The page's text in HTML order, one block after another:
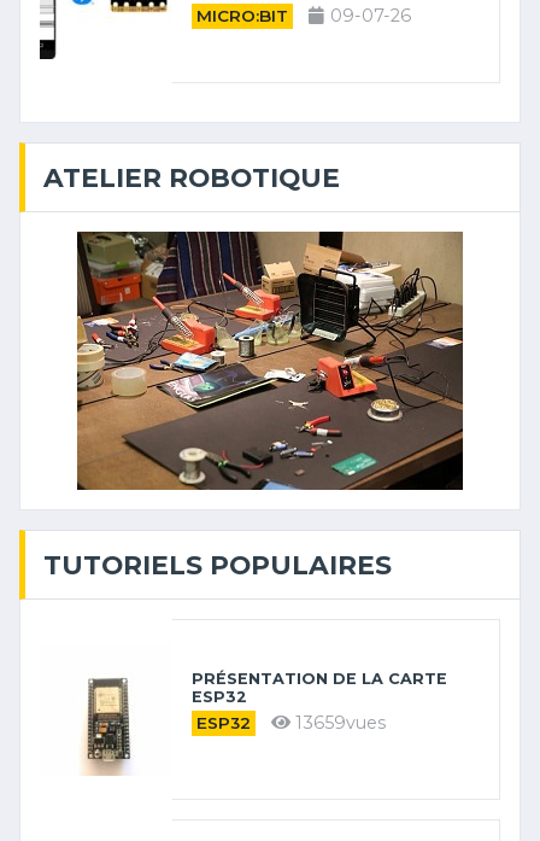
MICRO:BIT 09-07-26
ATELIER ROBOTIQUE
TUTORIELS POPULAIRES
PRÉSENTATION DE LA CARTE
ESP32
ESP32 13659vues